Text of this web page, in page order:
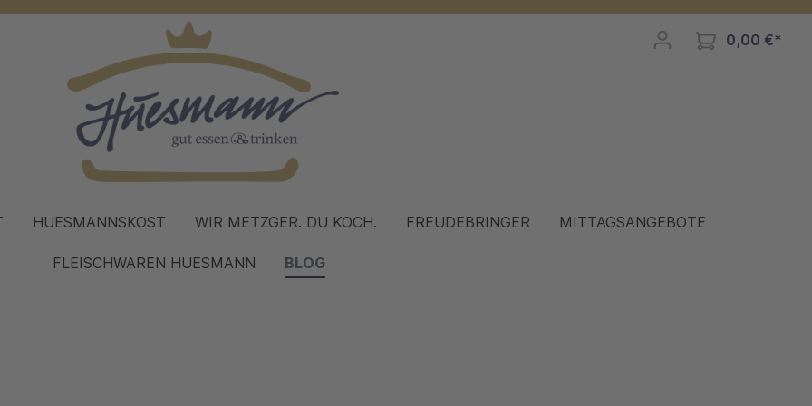
0,00 €*
HUESMANNSKOST WIR METZGER. DU KOCH. FREUDEBRINGER MITTAGSANGEBOTE
FLEISCHWAREN HUESMANN BLOG